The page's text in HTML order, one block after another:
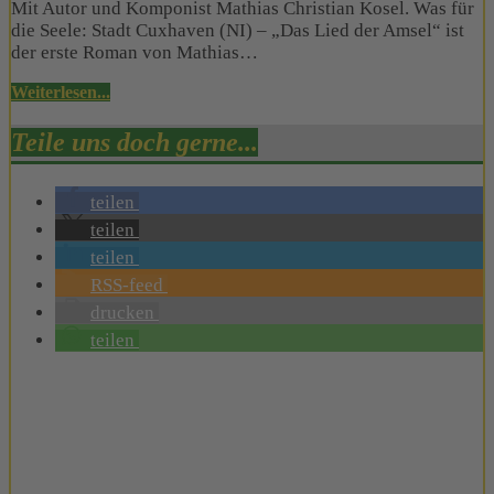
Mit Autor und Komponist Mathias Christian Kosel. Was für
die Seele: Stadt Cuxhaven (NI) – „Das Lied der Amsel“ ist
der erste Roman von Mathias…
Weiterlesen...
Teile uns doch gerne...
teilen
teilen
teilen
RSS-feed
drucken
teilen